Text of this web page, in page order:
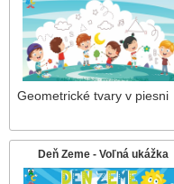
Geometrické tvary v piesni
Deň Zeme - Voľná ukážka